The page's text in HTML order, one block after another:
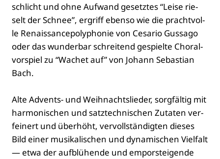
schlicht und ohne Auf­wand gesetz­tes “Lei­se rie­
selt der Schnee”, ergriff eben­so wie die pracht­vol­
le Renais­sance­po­ly­pho­nie von Cesa­rio Gus­sa­go
oder das wun­der­bar schrei­tend gespiel­te Choral­
vor­spiel zu “Wachet auf” von Johann Sebas­ti­an
Bach.
Alte Advents- und Weih­nachts­lie­der, sorg­fäl­tig mit
har­mo­ni­schen und satz­tech­ni­schen Zuta­ten ver­
fei­nert und über­höht, ver­voll­stän­dig­ten die­ses
Bild einer musi­ka­li­schen und dyna­mi­schen Viel­falt
— etwa der auf­blü­hen­de und empor­stei­gen­de